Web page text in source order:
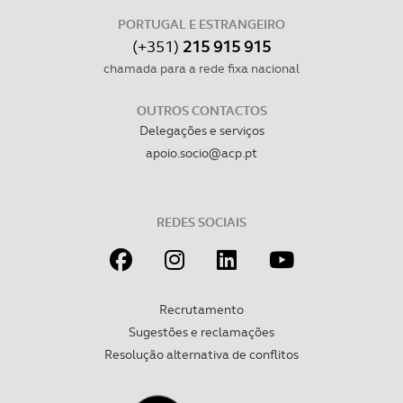
consentimento e quando tal se afigure estritamente
necessário no contexto dos serviços a prestar.
tecnologias similares pode ter impacto na sua
experiência de navegação no Website e nos serviços
PORTUGAL E ESTRANGEIRO
(+351) 215 915 915
chamada para a rede fixa nacional
OUTROS CONTACTOS
Delegações e serviços
apoio.socio@acp.pt
REDES SOCIAIS
Recrutamento
Sugestões e reclamações
Resolução alternativa de conflitos